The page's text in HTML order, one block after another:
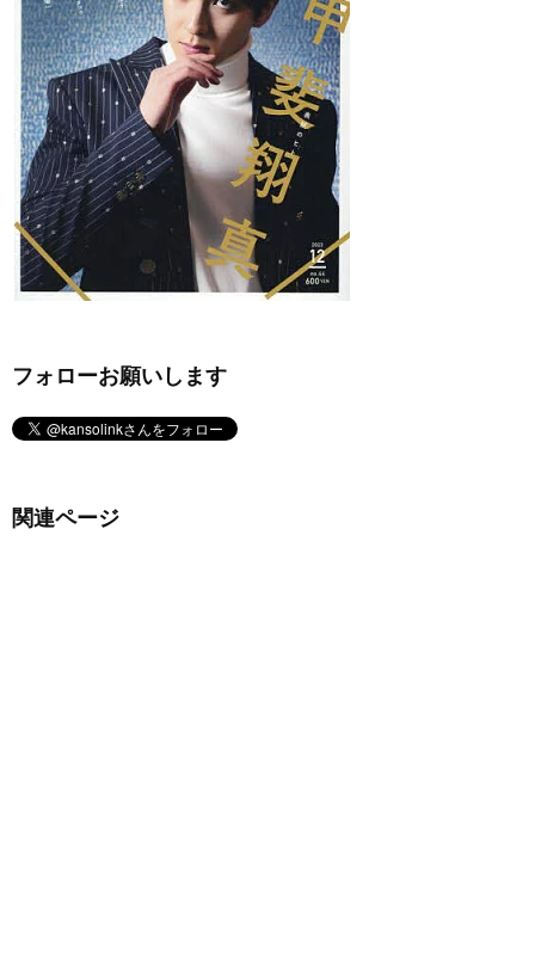
フォローお願いします
関連ページ